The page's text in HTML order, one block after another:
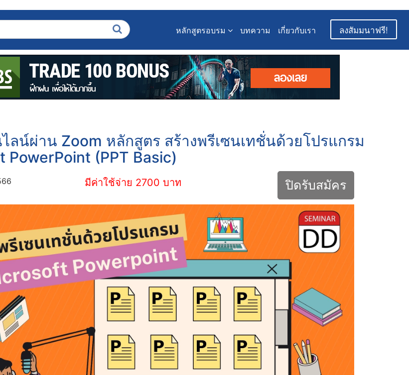
หลักสูตรอบรม บทความ เกี่ยวกับเรา ลงสัมมนาฟรี!
ลน์ผ่าน Zoom หลักสูตร สร้างพรีเซนเทชั่นด้วยโปรแกรม
PowerPoint (PPT Basic)
มีค่าใช้จ่าย 2700 บาท ปิดรับสมัคร